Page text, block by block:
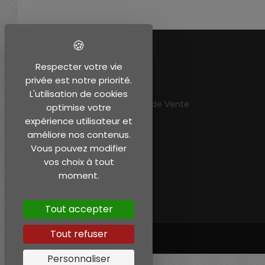
EN SAVOIR PLUS
Mentions légales
Conditions Générales de Vente
Mon compte
Respecter votre vie
privée est notre priorité.
L'utilisation de cookies
optimise votre
expérience utilisateur et
améliore nos contenus.
Vous pouvez modifier
vos choix à tout
moment.
Tout accepter
Tout refuser
Personnaliser